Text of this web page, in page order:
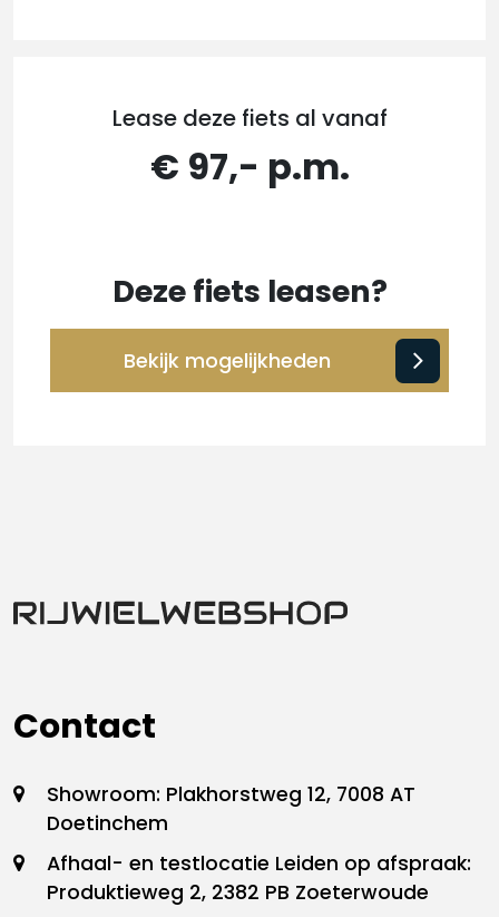
Lease deze fiets al vanaf
€ 97,- p.m.
Deze fiets leasen?
Bekijk mogelijkheden
Contact
Showroom: Plakhorstweg 12, 7008 AT
Doetinchem
Afhaal- en testlocatie Leiden op afspraak:
Produktieweg 2, 2382 PB Zoeterwoude